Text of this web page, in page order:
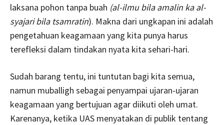
laksana pohon tanpa buah (al-ilmu bila amalin ka al-
syajari bila tsamratin). Makna dari ungkapan ini adalah
pengetahuan keagamaan yang kita punya harus
terefleksi dalam tindakan nyata kita sehari-hari.
Sudah barang tentu, ini tuntutan bagi kita semua,
namun muballigh sebagai penyampai ujaran-ujaran
keagamaan yang bertujuan agar diikuti oleh umat.
Karenanya, ketika UAS menyatakan di publik tentang